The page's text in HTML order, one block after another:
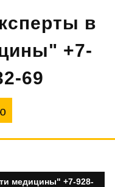
в
+7-
69
медицины" +7-928-